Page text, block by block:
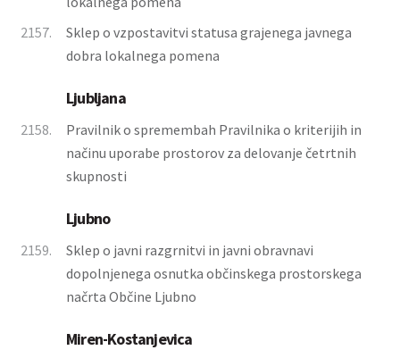
2157.
Sklep o vzpostavitvi statusa grajenega javnega
dobra lokalnega pomena
Ljubljana
2158.
Pravilnik o spremembah Pravilnika o kriterijih in
načinu uporabe prostorov za delovanje četrtnih
skupnosti
Ljubno
2159.
Sklep o javni razgrnitvi in javni obravnavi
dopolnjenega osnutka občinskega prostorskega
načrta Občine Ljubno
Miren-Kostanjevica